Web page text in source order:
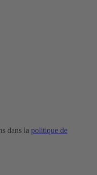
dans la politique de